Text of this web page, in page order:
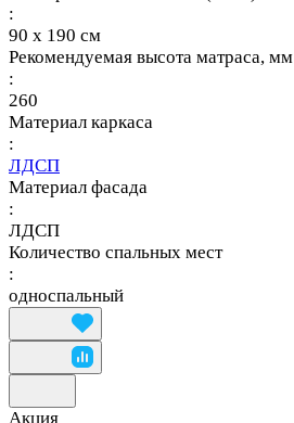
:
90 х 190 см
Рекомендуемая высота матраса, мм
:
260
Материал каркаса
:
ЛДСП
Материал фасада
:
ЛДСП
Количество спальных мест
:
односпальный
Акция